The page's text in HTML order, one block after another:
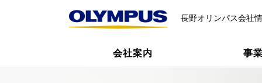
長野オリンパス会社
会社案内 事